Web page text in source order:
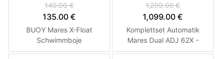
149.00 €
135.00 €
BUOY Mares X-Float
Schwimmboje
1,299.00 €
1,099.00 €
Komplettset Automatik
Mares Dual ADJ 62X -
Performance Set DIN